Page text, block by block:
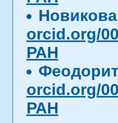
orcid.org/
РАН
orcid.org/
РАН